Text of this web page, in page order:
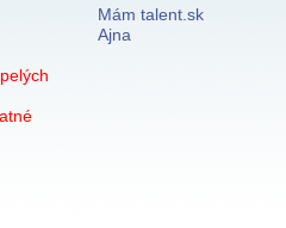
Mám talent.sk
Ajna